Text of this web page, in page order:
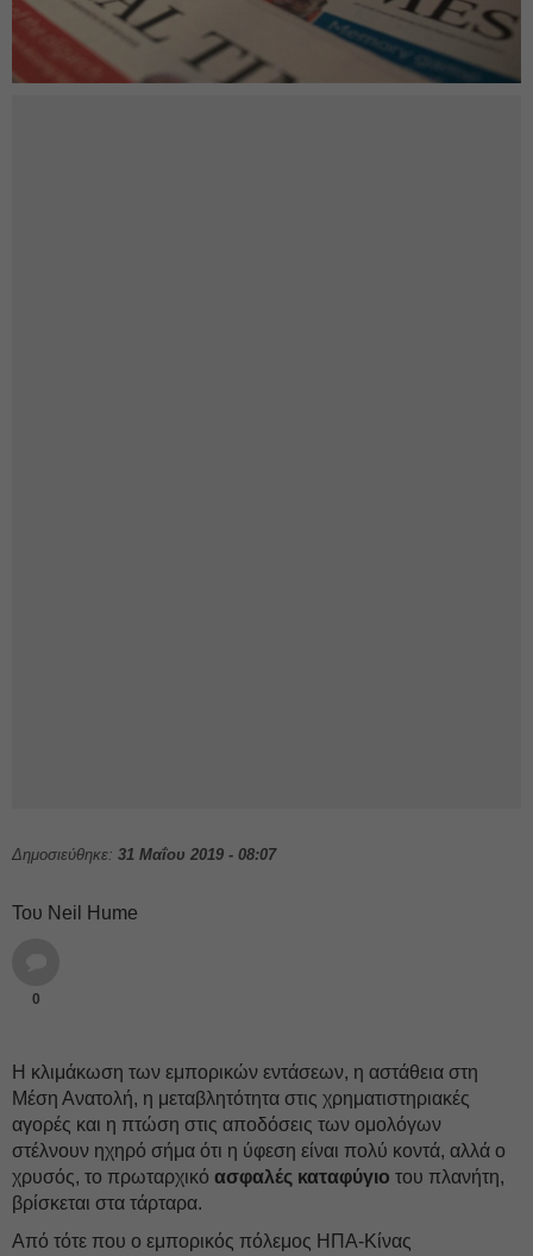
Δημοσιεύθηκε: 31 Μαΐου 2019 - 08:07
Του Neil Hume
0
Η κλιμάκωση των εμπορικών εντάσεων, η αστάθεια στη
Μέση Ανατολή, η μεταβλητότητα στις χρηματιστηριακές
αγορές και η πτώση στις αποδόσεις των ομολόγων
στέλνουν ηχηρό σήμα ότι η ύφεση είναι πολύ κοντά, αλλά ο
χρυσός, το πρωταρχικό ασφαλές καταφύγιο του πλανήτη,
βρίσκεται στα τάρταρα.
Από τότε που ο εμπορικός πόλεμος ΗΠΑ-Κίνας